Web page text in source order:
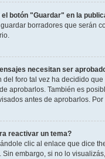
botón "Guardar" en la
borradores que serán
necesitan ser
del foro tal vez ha decidido
aprobarlos. También es
antes de aprobarlos.
reactivar un tema?
clic al enlace que dice
Sin embargo, si no lo